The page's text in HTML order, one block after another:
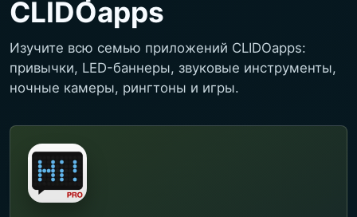
CLIDOapps
Изучите всю семью приложений CLIDOapps:
привычки, LED-баннеры, звуковые инструменты,
ночные камеры, рингтоны и игры.